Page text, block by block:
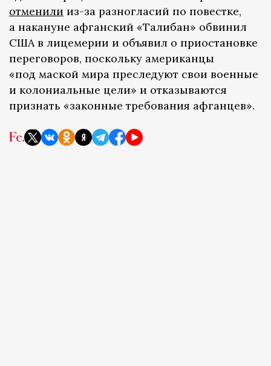
отменили из-за разногласий по повестке,
а накануне афганский «Талибан» обвинил
США в лицемерии и объявил о приостановке
переговоров, поскольку американцы
«под маской мира преследуют свои военные
и колониальные цели» и отказываются
признать «законные требования афганцев».